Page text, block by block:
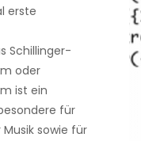
erste
Schillinger-
oder
ist ein
für
sowie für